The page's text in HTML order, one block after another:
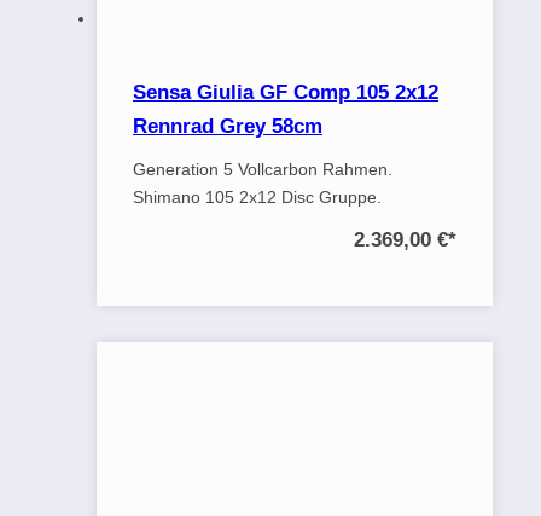
Sensa Giulia GF Comp 105 2x12
Rennrad Grey 58cm
Generation 5 Vollcarbon Rahmen.
Shimano 105 2x12 Disc Gruppe.
2.369,00 €*